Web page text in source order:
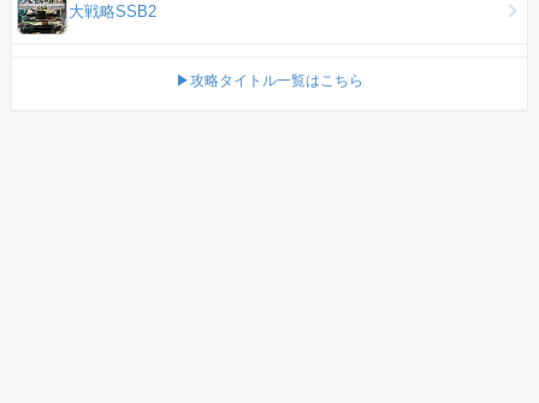
大戦略SSB2
▶攻略タイトル一覧はこちら